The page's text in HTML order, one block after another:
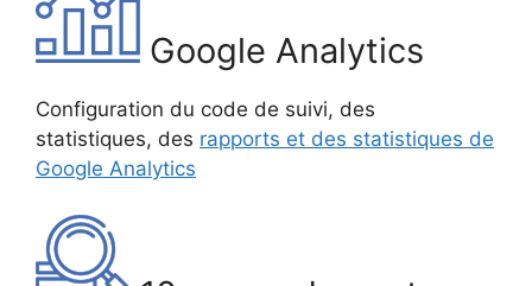
Google Analytics
Configuration du code de suivi, des
statistiques, des rapports et des statistiques de
Google Analytics